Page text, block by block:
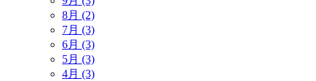
8月 (2)
7月 (3)
6月 (3)
5月 (3)
4月 (3)